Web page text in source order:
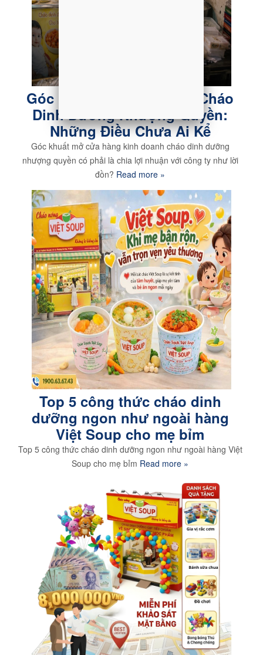
Góc Khuất Mở Cửa Hàng Cháo
Dinh Dưỡng Nhượng Quyền:
Những Điều Chưa Ai Kể
Góc khuất mở cửa hàng kinh doanh cháo dinh dưỡng
nhượng quyền có phải là chia lợi nhuận với công ty như lời
đồn? Read more »
Top 5 công thức cháo dinh
dưỡng ngon như ngoài hàng
Việt Soup cho mẹ bỉm
Top 5 công thức cháo dinh dưỡng ngon như ngoài hàng Việt
Soup cho mẹ bỉm Read more »